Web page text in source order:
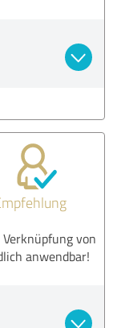
von
anwendbar!